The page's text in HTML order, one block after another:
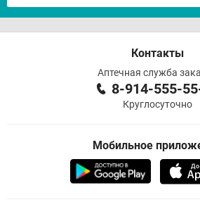
Контакты
Аптечная служба
8-914-555-
Круглосуточно
Мобильное